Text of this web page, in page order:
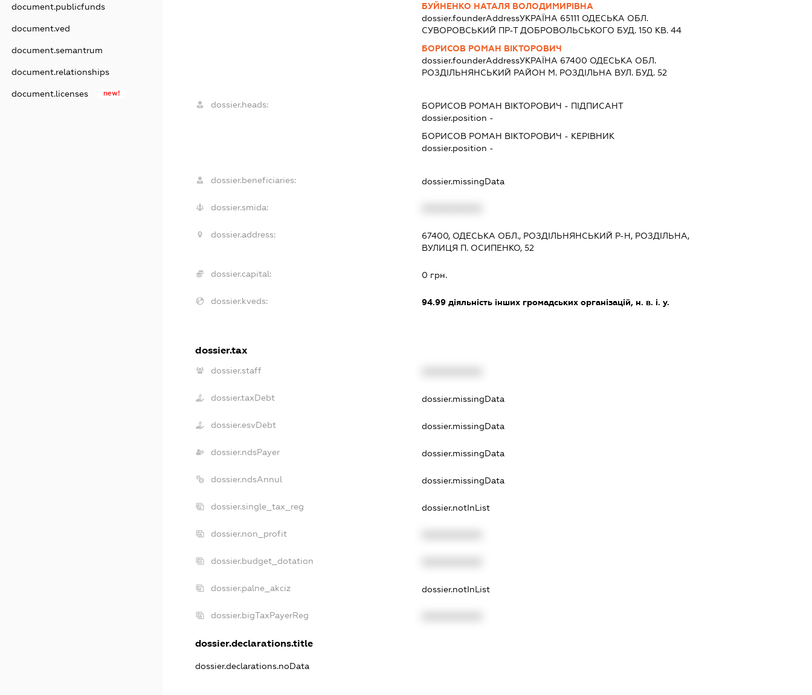
document.publicfunds
document.ved
document.semantrum
document.relationships
document.licenses new!
БУЙНЕНКО НАТАЛЯ ВОЛОДИМИРІВНА
dossier.founderAddressУКРАЇНА 65111 ОДЕСЬКА ОБЛ.
СУВОРОВСЬКИЙ ПР-Т ДОБРОВОЛЬСЬКОГО БУД. 150 КВ. 44
БОРИСОВ РОМАН ВІКТОРОВИЧ
dossier.founderAddressУКРАЇНА 67400 ОДЕСЬКА ОБЛ.
РОЗДIЛЬНЯНСЬКИЙ РАЙОН М. РОЗДІЛЬНА ВУЛ. БУД. 52
dossier.heads: БОРИСОВ РОМАН ВІКТОРОВИЧ - ПІДПИСАНТ
dossier.position -
БОРИСОВ РОМАН ВІКТОРОВИЧ - КЕРІВНИК
dossier.position -
dossier.beneficiaries: dossier.missingData
dossier.smida:
dossier.address:
67400, ОДЕСЬКА ОБЛ., РОЗДІЛЬНЯНСЬКИЙ Р-Н, РОЗДІЛЬНА,
ВУЛИЦЯ П. ОСИПЕНКО, 52
dossier.capital: 0 грн.
dossier.kveds: 94.99діяльність інших громадських організацій, н. в. і. у.
dossier.tax
dossier.staff
dossier.taxDebt dossier.missingData
dossier.esvDebt dossier.missingData
dossier.ndsPayer dossier.missingData
dossier.ndsAnnul dossier.missingData
dossier.single_tax_reg dossier.notInList
dossier.non_profit
dossier.budget_dotation
dossier.palne_akciz dossier.notInList
dossier.bigTaxPayerReg
dossier.declarations.title
dossier.declarations.noData